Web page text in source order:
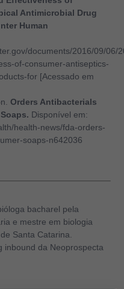
Antimicrobial Drug
Human
documents/2016/09/06/
of-consumer-antiseptics-
for [Acessado em
Orders Antibacterials
Disponível em:
health-news/fda-orders-
soaps-n642036
bacharel pela
e mestre em biologia
Santa Catarina.
inbound da Neoprospecta